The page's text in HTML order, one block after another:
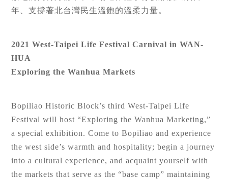
年、支撐著北台灣民生溫飽的溫柔力量。
2021 West-Taipei Life Festival Carnival in WAN-
HUA
Exploring the Wanhua Markets
Bopiliao Historic Block’s third West-Taipei Life
Festival will host “Exploring the Wanhua Marketing,”
a special exhibition. Come to Bopiliao and experience
the west side’s warmth and hospitality; begin a journey
into a cultural experience, and acquaint yourself with
the markets that serve as the “base camp” maintaining